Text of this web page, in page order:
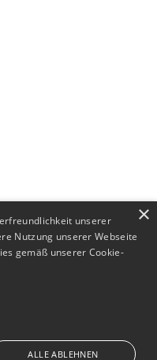
×
unserer
Nutzung unserer Webseite
gemäß unserer Cookie-
ALLE ABLEHNEN